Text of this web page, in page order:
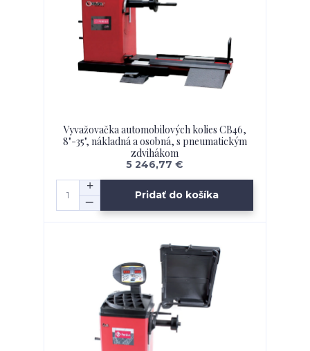
Vyvažovačka automobilových kolies CB46,
8"-35", nákladná a osobná, s pneumatickým
zdvihákom
5 246,77 €
Pridať do košíka